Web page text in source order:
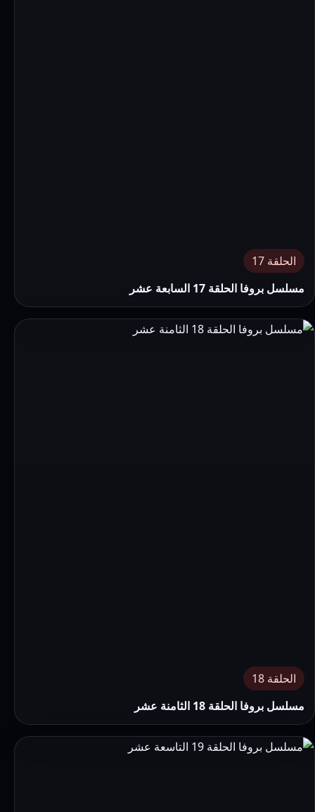
الحلقة 17
مسلسل بروفا الحلقة 17 السابعة عشر
الحلقة 18
مسلسل بروفا الحلقة 18 الثامنة عشر